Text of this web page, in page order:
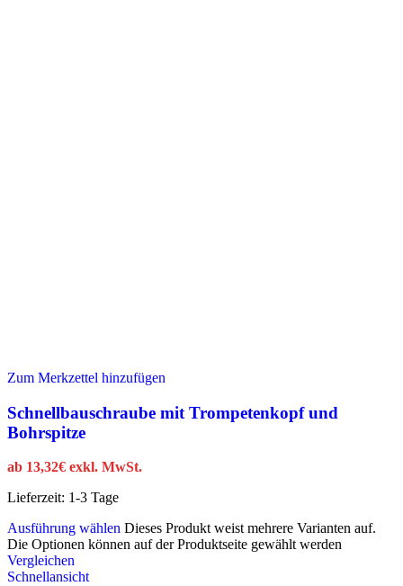
Zum Merkzettel hinzufügen
Schnellbauschraube mit Trompetenkopf und
Bohrspitze
ab 13,32€ exkl. MwSt.
Lieferzeit: 1-3 Tage
Ausführung wählen Dieses Produkt weist mehrere Varianten auf.
Die Optionen können auf der Produktseite gewählt werden
Vergleichen
Schnellansicht